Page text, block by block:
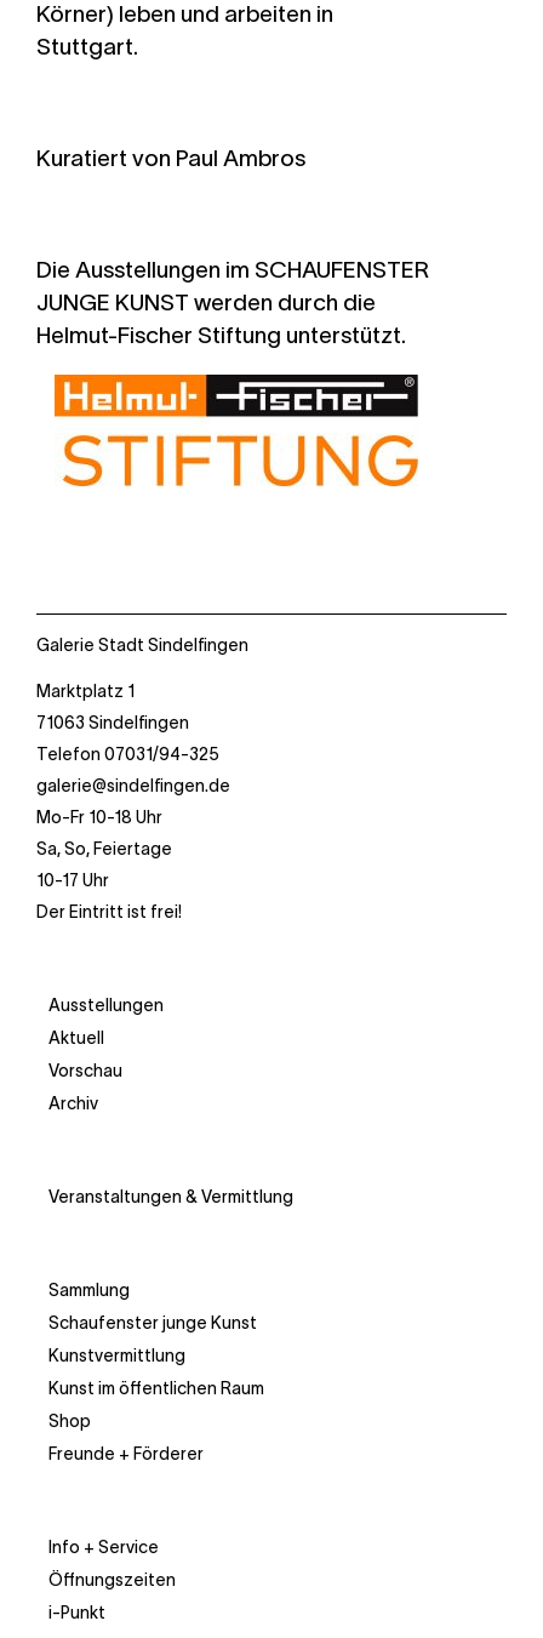
Körner) leben und arbeiten in
Stuttgart.
Kuratiert von Paul Ambros
Die Ausstellungen im SCHAUFENSTER
JUNGE KUNST werden durch die
Helmut-Fischer Stiftung unterstützt.
Galerie Stadt Sindelfingen
Marktplatz 1
71063 Sindelfingen
Telefon 07031/94-325
galerie@sindelfingen.de
Mo-Fr 10-18 Uhr
Sa, So, Feiertage
10-17 Uhr
Der Eintritt ist frei!
Ausstellungen
Aktuell
Vorschau
Archiv
Veranstaltungen & Vermittlung
Sammlung
Schaufenster junge Kunst
Kunstvermittlung
Kunst im öffentlichen Raum
Shop
Freunde + Förderer
Info + Service
Öffnungszeiten
i-Punkt